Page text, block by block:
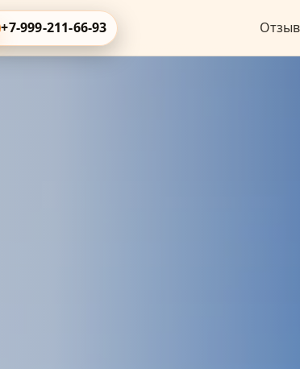
+7-999-211-66-93